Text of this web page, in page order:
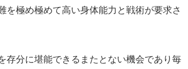
極め極めて高い身体能力と戦術が要求さ
存分に堪能できるまたとない機会であり毎